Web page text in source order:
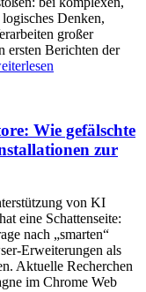
Denken,
großer
ersten Berichten der
Wie gefälschte
zur
von KI
eine Schattenseite:
nach „smarten“
Erweiterungen als
Aktuelle Recherchen
im Chrome Web